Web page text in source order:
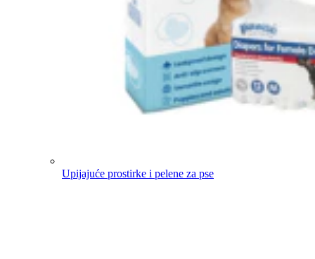
Upijajuće prostirke i pelene za pse